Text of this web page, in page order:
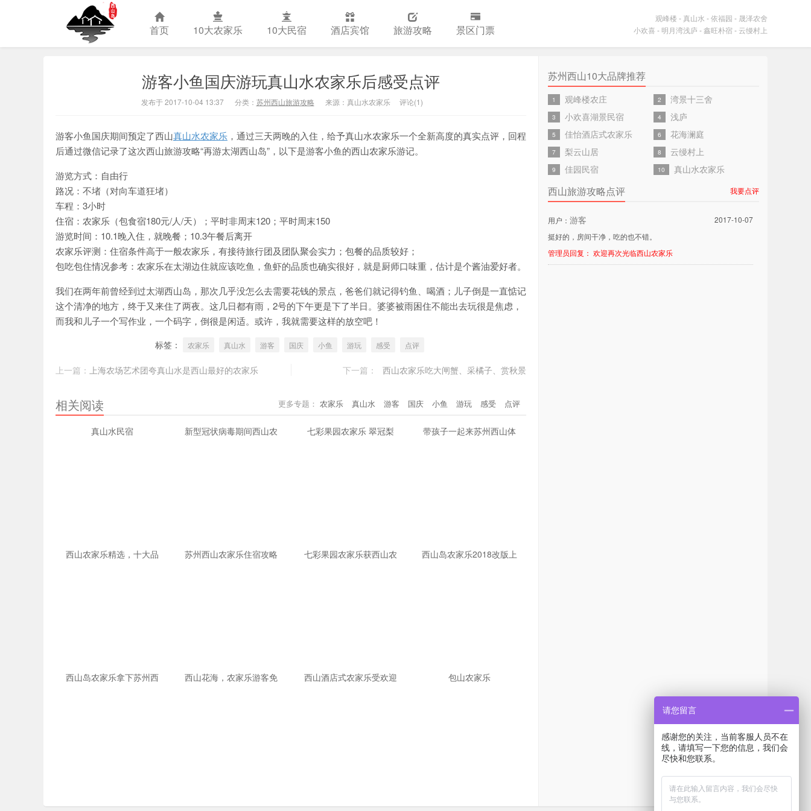
家乐
首页 10大农家乐 10大民宿 酒店宾馆 旅游攻略 景区门票
观峰楼 - 真山水 -依福园 - 晟泽农舍
小欢喜- 明月湾浅庐 -鑫旺朴宿- 云缦村上
游客小鱼国庆游玩真山水农家乐后感受点评
发布于 2017-10-04 13:37 分类： 苏州西山旅游攻略 来源：真山水农家乐 评论(1)
游客小鱼国庆期间预定了西山真山水农家乐 ，通过三天两晚的入住，给予真山水农家乐一个全新高度的真实点评，回程
后通过微信记录了这次西山旅游攻略“再游太湖西山岛”，以下是游客小鱼的西山农家乐游记。
游览方式 ：自由行
路况 ：不堵（对向车道狂堵）
车程 ：3小时
住宿 ：农家乐（包食宿180元/人/天）；平时非周末120；平时周末150
游览时间 ：10.1晚入住，就晚餐；10.3午餐后离开
农家乐评测 ：住宿条件高于一般农家乐，有接待旅行团及团队聚会实力；包餐的品质较好；
包吃包住情况参考 ：农家乐在太湖边住就应该吃鱼，鱼虾的品质也确实很好，就是厨师口味重，估计是个酱油爱好者。
我们在两年前曾经到过太湖西山岛，那次几乎没怎么去需要花钱的景点，爸爸们就记得钓鱼、喝酒；儿子倒是一直惦记
这个清净的地方，终于又来住了两夜。这几日都有雨，2号的下午更是下了半日。婆婆被雨困住不能出去玩很是焦虑，
而我和儿子一个写作业，一个码字，倒很是闲适。或许，我就需要这样的放空吧！
标签： 农家乐 真山水 游客 国庆 小鱼 游玩 感受 点评
上一篇： 上海农场艺术团夸真山水是西山最好的农家乐 下一篇： 西山农家乐吃大闸蟹、采橘子、赏秋景
更多专题： 农家乐 真山水 游客 国庆 小鱼 游玩 感受 点评
相关阅读
真山水民宿 新型冠状病毒期间西山农 七彩果园农家乐 翠冠梨 带孩子一起来苏州西山体
西山农家乐精选，十大品 苏州西山农家乐住宿攻略 七彩果园农家乐获西山农 西山岛农家乐2018改版上
西山岛农家乐拿下苏州西 西山花海，农家乐游客免 西山酒店式农家乐受欢迎 包山农家乐
苏州西山10大品牌推荐
1 观峰楼农庄 2 湾景十三舍
3 小欢喜湖景民宿 4 浅庐
5 佳怡酒店式农家乐 6 花海澜庭
7 梨云山居 8 云缦村上
9 佳园民宿 10 真山水农家乐
西山旅游攻略点评 我要点评
用户： 游客
2017-10-07
挺好的，房间干净，吃的也不错。
管理员回复： 欢迎再次光临西山农家乐
请您留言
感谢您的关注，当前客服人员不在
线，请填写一下您的信息，我们会
尽快和您联系。